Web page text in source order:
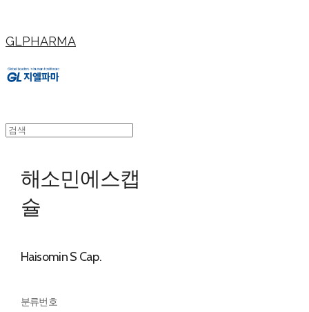
GLPHARMA
해소민에스캡
슐
Haisomin S Cap.
분류번호